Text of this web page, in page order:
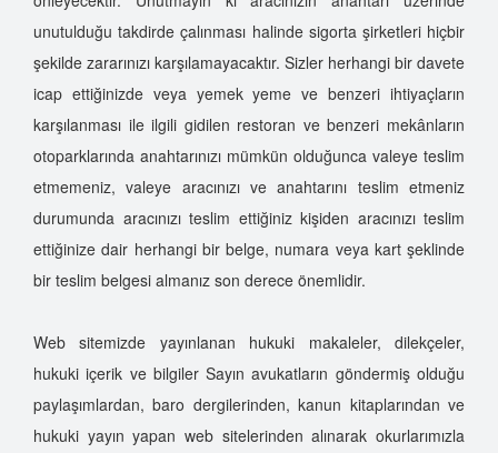
unutulduğu takdirde çalınması halinde sigorta şirketleri hiçbir
şekilde zararınızı karşılamayacaktır. Sizler herhangi bir davete
icap ettiğinizde veya yemek yeme ve benzeri ihtiyaçların
karşılanması ile ilgili gidilen restoran ve benzeri mekânların
otoparklarında anahtarınızı mümkün olduğunca valeye teslim
etmemeniz, valeye aracınızı ve anahtarını teslim etmeniz
durumunda aracınızı teslim ettiğiniz kişiden aracınızı teslim
ettiğinize dair herhangi bir belge, numara veya kart şeklinde
bir teslim belgesi almanız son derece önemlidir.
Web sitemizde yayınlanan hukuki makaleler, dilekçeler,
hukuki içerik ve bilgiler Sayın avukatların göndermiş olduğu
paylaşımlardan, baro dergilerinden, kanun kitaplarından ve
hukuki yayın yapan web sitelerinden alınarak okurlarımızla